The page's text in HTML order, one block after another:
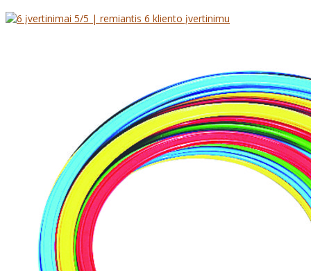
5/5 | remiantis 6 kliento įvertinimu